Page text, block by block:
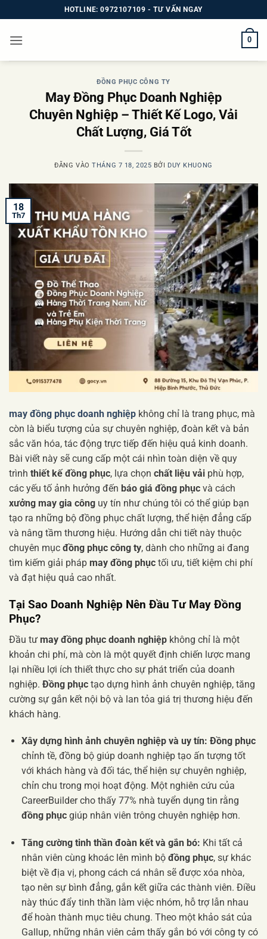
qua
nội
HOTLINE: 0972107109 - TƯ VẤN NGAY
0
ĐỒNG PHỤC CÔNG TY
May Đồng Phục Doanh Nghiệp
Chuyên Nghiệp – Thiết Kế Logo, Vải
Chất Lượng, Giá Tốt
ĐĂNG VÀOTHÁNG 7 18, 2025 BỞI DUY KHUONG
18
Th7
may đồng phục doanh nghiệp không chỉ là trang phục, mà
còn là biểu tượng của sự chuyên nghiệp, đoàn kết và bản
sắc văn hóa, tác động trực tiếp đến hiệu quả kinh doanh.
Bài viết này sẽ cung cấp một cái nhìn toàn diện về quy
trình thiết kế đồng phục, lựa chọn chất liệu vải phù hợp,
các yếu tố ảnh hưởng đến báo giá đồng phục và cách
xưởng may gia công uy tín như chúng tôi có thể giúp bạn
tạo ra những bộ đồng phục chất lượng, thể hiện đẳng cấp
và nâng tầm thương hiệu. Hướng dẫn chi tiết này thuộc
chuyên mục đồng phục công ty, dành cho những ai đang
tìm kiếm giải pháp may đồng phục tối ưu, tiết kiệm chi phí
và đạt hiệu quả cao nhất.
Tại Sao Doanh Nghiệp Nên Đầu Tư May Đồng
Phục?
Đầu tư may đồng phục doanh nghiệp không chỉ là một
khoản chi phí, mà còn là một quyết định chiến lược mang
lại nhiều lợi ích thiết thực cho sự phát triển của doanh
nghiệp. Đồng phục tạo dựng hình ảnh chuyên nghiệp, tăng
cường sự gắn kết nội bộ và lan tỏa giá trị thương hiệu đến
khách hàng.
Xây dựng hình ảnh chuyên nghiệp và uy tín: Đồng phục
chỉnh tề, đồng bộ giúp doanh nghiệp tạo ấn tượng tốt
với khách hàng và đối tác, thể hiện sự chuyên nghiệp,
chỉn chu trong mọi hoạt động. Một nghiên cứu của
CareerBuilder cho thấy 77% nhà tuyển dụng tin rằng
đồng phụcgiúp nhân viên trông chuyên nghiệp hơn.
Tăng cường tinh thần đoàn kết và gắn bó: Khi tất cả
nhân viên cùng khoác lên mình bộ đồng phục, sự khác
biệt về địa vị, phong cách cá nhân sẽ được xóa nhòa,
tạo nên sự bình đẳng, gắn kết giữa các thành viên. Điều
này thúc đẩy tinh thần làm việc nhóm, hỗ trợ lẫn nhau
để hoàn thành mục tiêu chung. Theo một khảo sát của
Gallup, những nhân viên cảm thấy gắn bó với công ty có